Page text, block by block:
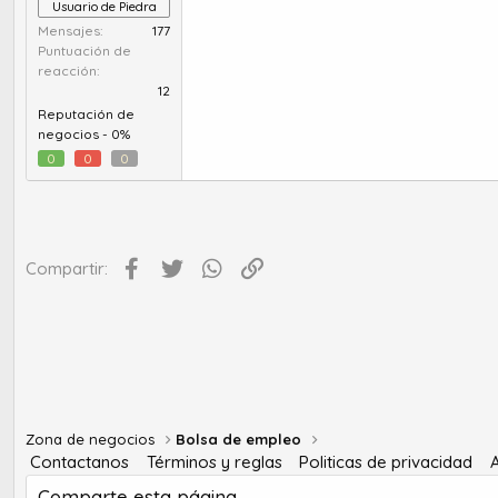
Usuario de Piedra
Mensajes
177
Puntuación de
reacción
12
Reputación de
negocios - 0%
0
0 0
Compartir: Facebook
Twitter WhatsApp
Zona de negocios Bolsa de empleo
Contactanos Términos y reglas Politicas de privacidad